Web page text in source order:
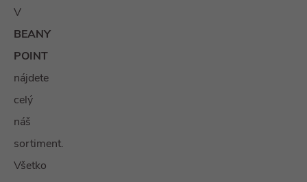
V
BEANY
POINT
nájdete
celý
náš
sortiment.
Všetko